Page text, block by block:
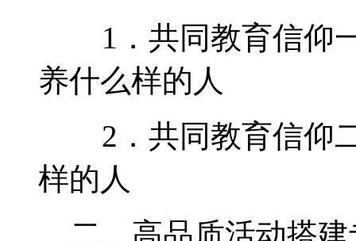
1．共同教育信仰
养什么样的人
2．共同教育信仰
样的人
二、高品质活动搭建